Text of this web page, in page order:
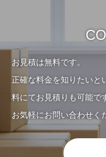
お見積は無料です。
正確な料金を知りたいと
料にてお見積りも可能で
お気軽にお問い合わせく